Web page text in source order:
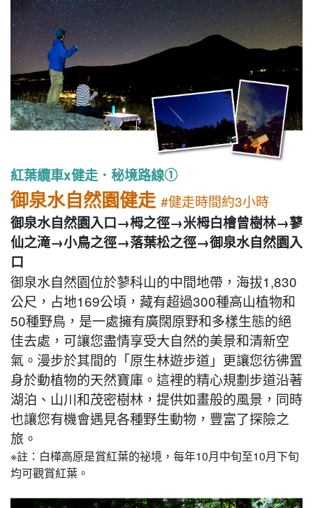
紅葉纜車x健走．秘境路線①
御泉水自然園健走 #健走時間約3小時
御泉水自然園入口→栂之徑→米栂白檜曾樹林→蓼
仙之滝→小鳥之徑→落葉松之徑→御泉水自然園入
口
御泉水自然園位於蓼科山的中間地帶，海拔1,830
公尺，占地169公頃，藏有超過300種高山植物和
50種野鳥，是一處擁有廣闊原野和多樣生態的絕
佳去處，可讓您盡情享受大自然的美景和清新空
氣。漫步於其間的「原生林遊步道」更讓您彷彿置
身於動植物的天然寶庫。這裡的精心規劃步道沿著
湖泊、山川和茂密樹林，提供如畫般的風景，同時
也讓您有機會遇見各種野生動物，豐富了探險之
旅。
※註：白樺高原是賞紅葉的祕境，每年10月中旬至10月下旬
均可觀賞紅葉。